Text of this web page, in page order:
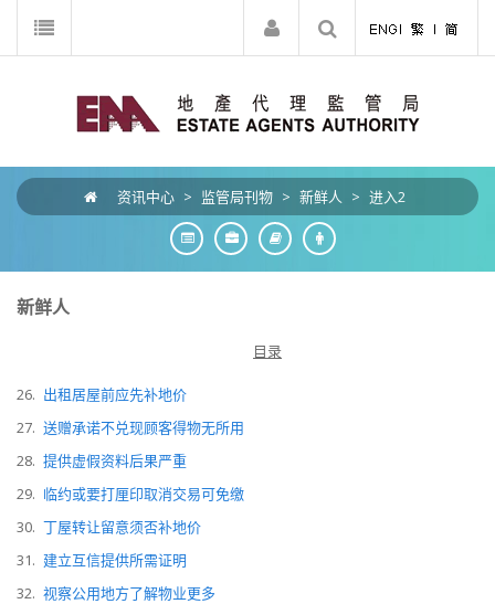
资讯中心 > 监管局刊物 > 新鲜人 > 进入2
新鲜人
目录
26. 出租居屋前应先补地价
27. 送赠承诺不兑现顾客得物无所用
28. 提供虚假资料后果严重
29. 临约或要打厘印取消交易可免缴
30. 丁屋转让留意须否补地价
31. 建立互信提供所需证明
32. 视察公用地方了解物业更多